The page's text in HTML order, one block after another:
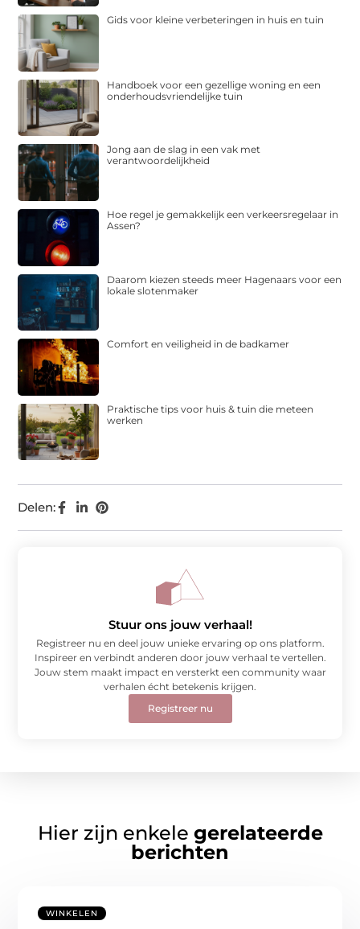
Delen:
Gids voor kleine verbeteringen in huis en tuin
Handboek voor een gezellige woning en een
onderhoudsvriendelijke tuin
Jong aan de slag in een vak met
verantwoordelijkheid
Hoe regel je gemakkelijk een verkeersregelaar in
Assen?
Daarom kiezen steeds meer Hagenaars voor een
lokale slotenmaker
Comfort en veiligheid in de badkamer
Praktische tips voor huis & tuin die meteen
werken
Stuur ons jouw verhaal!
Registreer nu en deel jouw unieke ervaring op ons platform.
Inspireer en verbindt anderen door jouw verhaal te vertellen.
Jouw stem maakt impact en versterkt een community waar
verhalen écht betekenis krijgen.
Registreer nu
Hier zijn enkele gerelateerde
berichten
WINKELEN